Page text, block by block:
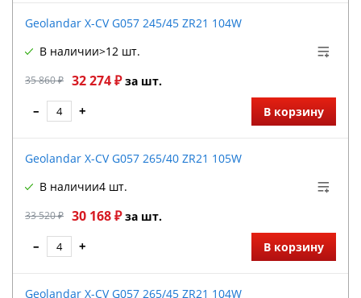
Geolandar X-CV G057 245/45 ZR21 104W
35 860 ₽ 32 274 ₽за шт.
В наличии>12 шт.
– + В корзину
Geolandar X-CV G057 265/40 ZR21 105W
33 520 ₽ 30 168 ₽за шт.
В наличии4 шт.
– + В корзину
Geolandar X-CV G057 265/45 ZR21 104W